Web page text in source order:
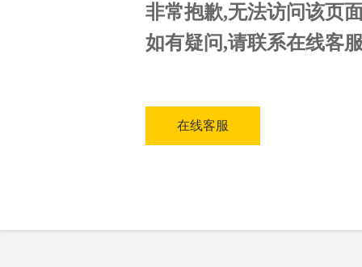
非常抱歉,无法访问该页
如有疑问,请联系在线客
在线客服